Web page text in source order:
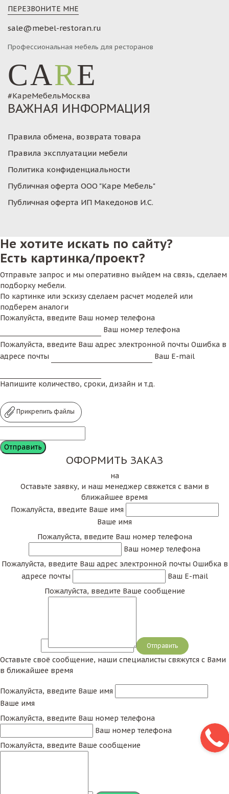
ПЕРЕЗВОНИТЕ МНЕ
sale@mebel-restoran.ru
Профессиональная мебель для ресторанов
CARE
#КареМебельМосква
ВАЖНАЯ ИНФОРМАЦИЯ
Правила обмена, возврата товара
Правила эксплуатации мебели
Политика конфиденциальности
Публичная оферта ООО "Каре Мебель"
Публичная оферта ИП Македонов И.С.
Не хотите искать по сайту?
Есть картинка/проект?
Отправьте запрос и мы оперативно выйдем на связь, сделаем
подборку мебели.
По картинке или эскизу сделаем расчет моделей или
подберем аналоги
Пожалуйста, введите Ваш номер телефона
Ваш номер телефона
Пожалуйста, введите Ваш адрес электронной почты Ошибка в
адресе почты
Ваш E-mail
Напишите количество, сроки, дизайн и т.д.
Прикрепить файлы
ОФОРМИТЬ ЗАКАЗ
на
Оставьте заявку, и наш менеджер свяжется с вами в
ближайшее время
Пожалуйста, введите Ваше имя
Ваше имя
Пожалуйста, введите Ваш номер телефона
Ваш номер телефона
Пожалуйста, введите Ваш адрес электронной почты Ошибка в
адресе почты
Ваш E-mail
Пожалуйста, введите Ваше сообщение
Сообщение
Оставьте своё сообщение, наши специалисты свяжутся с Вами
в ближайшее время
Пожалуйста, введите Ваше имя
Ваше имя
Пожалуйста, введите Ваш номер телефона
Ваш номер телефона
Пожалуйста, введите Ваше сообщение